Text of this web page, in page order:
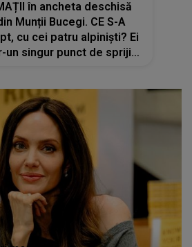
în ancheta deschisă
Munții Bucegi. CE S-A
cu cei patru alpiniști? Ei
un singur punct de sprijin,